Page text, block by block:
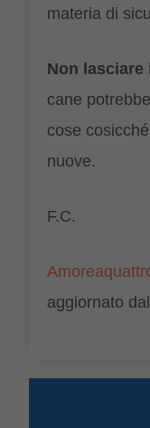
materia di
Non
cane
cose
nuove.
F.C.
aggiornato